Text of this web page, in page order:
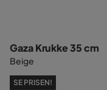
Gaza Krukke 35 cm
Beige
SE PRISEN!